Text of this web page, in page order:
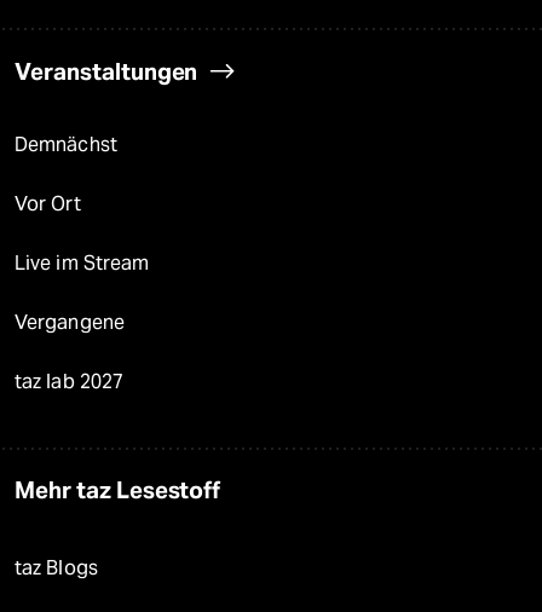
Veranstaltungen
Demnächst
Vor Ort
Live im Stream
Vergangene
taz lab 2027
Mehr taz Lesestoff
taz Blogs